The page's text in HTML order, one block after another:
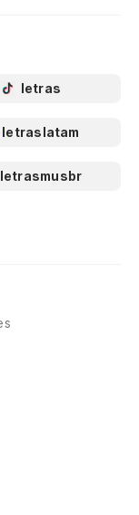
letras
letraslatam
letrasmusbr